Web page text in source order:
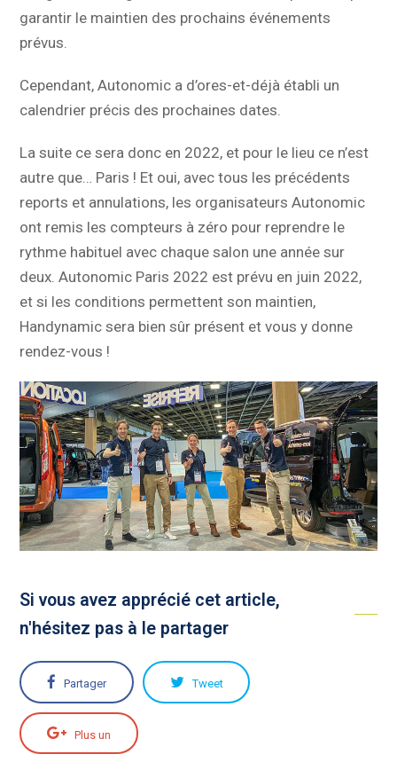
garantir le maintien des prochains événements
prévus.
Cependant, Autonomic a d’ores-et-déjà établi un
calendrier précis des prochaines dates.
La suite ce sera donc en 2022, et pour le lieu ce n’est
autre que… Paris ! Et oui, avec tous les précédents
reports et annulations, les organisateurs Autonomic
ont remis les compteurs à zéro pour reprendre le
rythme habituel avec chaque salon une année sur
deux. Autonomic Paris 2022 est prévu en juin 2022,
et si les conditions permettent son maintien,
Handynamic sera bien sûr présent et vous y donne
rendez-vous !
Si vous avez apprécié cet article,
n'hésitez pas à le partager
Partager Tweet
Plus un